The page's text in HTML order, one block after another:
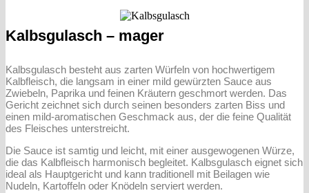
Kalbsgulasch – mager
Kalbsgulasch besteht aus zarten Würfeln von hochwertigem
Kalbfleisch, die langsam in einer mild gewürzten Sauce aus
Zwiebeln, Paprika und feinen Kräutern geschmort werden. Das
Gericht zeichnet sich durch seinen besonders zarten Biss und
einen mild-aromatischen Geschmack aus, der die feine Qualität
des Fleisches unterstreicht.
Die Sauce ist samtig und leicht, mit einer ausgewogenen Würze,
die das Kalbfleisch harmonisch begleitet. Kalbsgulasch eignet sich
ideal als Hauptgericht und kann traditionell mit Beilagen wie
Nudeln, Kartoffeln oder Knödeln serviert werden.